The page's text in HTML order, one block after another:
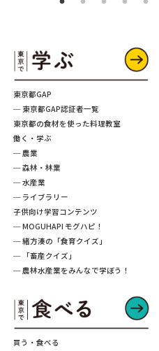
東京都GAP
─ 東京都GAP認証者一覧
東京都の食材を使った料理教室
働く・学ぶ
─ 農業
─ 森林・林業
─ 水産業
─ ライブラリー
子供向け学習コンテンツ
─ MOGUHAPI モグハピ！
─ 緒方湊の「食育クイズ」
─ 「畜産クイズ」
─ 農林水産業をみんなで学ぼう！
買う・食べる